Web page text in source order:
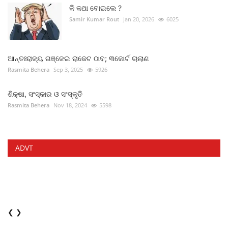
କି କଥା ବୋଇଲେ ?
Samir Kumar Rout Jan 20, 2026 6025
ଆନ୍ତଃରାଜ୍ୟ ଗଞ୍ଜେଇ ରାକେଟ ଠାବ; ୩କୋର୍ଟ ଚାଲାଣ
Rasmita Behera Sep 3, 2025 5926
ଶିକ୍ଷା, ସଂସ୍କାର ଓ ସଂସ୍କୃତି
Rasmita Behera Nov 18, 2024 5598
ADVT
❮ ❯